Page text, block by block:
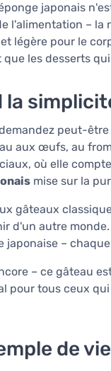
japonais
l'alimentation – la
légère pour le
les desserts
la
peut-
aux œufs, au
où elle
mise sur la
gâteaux
d'un autre
japonaise –
– ce gâteau
pour tous ceux
de